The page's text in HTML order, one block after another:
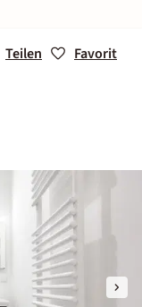
Teilen Favorit